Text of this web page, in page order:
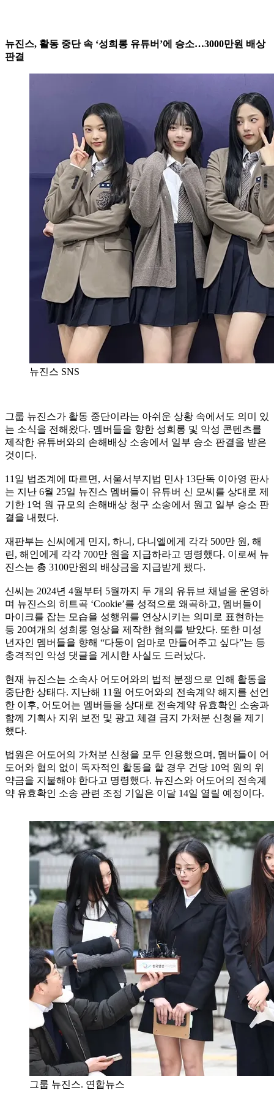
뉴진스, 활동 중단 속 ‘성희롱 유튜버’에 승소…3000만원 배상
판결
뉴진스 SNS
그룹 뉴진스가 활동 중단이라는 아쉬운 상황 속에서도 의미 있
는 소식을 전해왔다. 멤버들을 향한 성희롱 및 악성 콘텐츠를
제작한 유튜버와의 손해배상 소송에서 일부 승소 판결을 받은
것이다.
11일 법조계에 따르면, 서울서부지법 민사 13단독 이아영 판사
는 지난 6월 25일 뉴진스 멤버들이 유튜버 신 모씨를 상대로 제
기한 1억 원 규모의 손해배상 청구 소송에서 원고 일부 승소 판
결을 내렸다.
재판부는 신씨에게 민지, 하니, 다니엘에게 각각 500만 원, 해
린, 해인에게 각각 700만 원을 지급하라고 명령했다. 이로써 뉴
진스는 총 3100만원의 배상금을 지급받게 됐다.
신씨는 2024년 4월부터 5월까지 두 개의 유튜브 채널을 운영하
며 뉴진스의 히트곡 ‘Cookie’를 성적으로 왜곡하고, 멤버들이
마이크를 잡는 모습을 성행위를 연상시키는 의미로 표현하는
등 20여개의 성희롱 영상을 제작한 혐의를 받았다. 또한 미성
년자인 멤버들을 향해 “다둥이 엄마로 만들어주고 싶다”는 등
충격적인 악성 댓글을 게시한 사실도 드러났다.
현재 뉴진스는 소속사 어도어와의 법적 분쟁으로 인해 활동을
중단한 상태다. 지난해 11월 어도어와의 전속계약 해지를 선언
한 이후, 어도어는 멤버들을 상대로 전속계약 유효확인 소송과
함께 기획사 지위 보전 및 광고 체결 금지 가처분 신청을 제기
했다.
법원은 어도어의 가처분 신청을 모두 인용했으며, 멤버들이 어
도어와 협의 없이 독자적인 활동을 할 경우 건당 10억 원의 위
약금을 지불해야 한다고 명령했다. 뉴진스와 어도어의 전속계
약 유효확인 소송 관련 조정 기일은 이달 14일 열릴 예정이다.
그룹 뉴진스. 연합뉴스